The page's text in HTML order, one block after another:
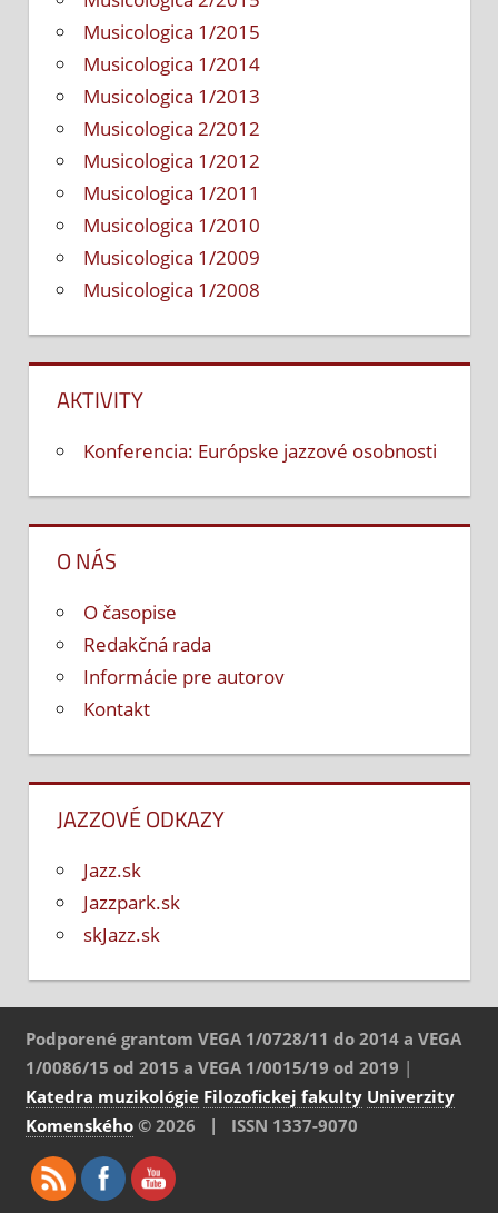
Musicologica 1/2015
Musicologica 1/2014
Musicologica 1/2013
Musicologica 2/2012
Musicologica 1/2012
Musicologica 1/2011
Musicologica 1/2010
Musicologica 1/2009
Musicologica 1/2008
AKTIVITY
Konferencia: Európske jazzové osobnosti
O NÁS
O časopise
Redakčná rada
Informácie pre autorov
Kontakt
JAZZOVÉ ODKAZY
Jazz.sk
Jazzpark.sk
skJazz.sk
Podporené grantom VEGA 1/0728/11 do 2014 a VEGA
1/0086/15 od 2015 a VEGA 1/0015/19 od 2019 |
Katedra muzikológie Filozofickej fakulty Univerzity
Komenského© 2026 | ISSN 1337-9070